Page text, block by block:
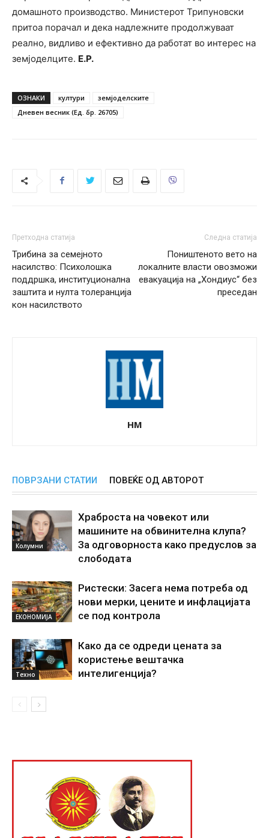
домашното производство. Министерот Трипуновски
притоа порачал и дека надлежните продолжуваат
реално, видливо и ефективно да работат во интерес на
земјоделците. Е.Р.
ОЗНАКИ култури
земјоделските
Дневен весник (Ед. бр. 26705)
Претходна статија
Трибина за семејното
насилство: Психолошка
поддршка, институционална
заштита и нулта толеранција
кон насилството
Следна статија
Поништеното вето на
локалните власти овозможи
евакуација на „Хондиус“ без
преседан
НМ
ПОВРЗАНИ СТАТИИ ПОВЕЌЕ ОД АВТОРОТ
Колумни
Храброста на човекот или
машините на обвинителна клупа?
За одговорноста како предуслов за
слободата
ЕКОНОМИЈА
Ристески: Засега нема потреба од
нови мерки, цените и инфлацијата
се под контрола
Техно
Како да се одреди цената за
користење вештачка
интелигенциjа?